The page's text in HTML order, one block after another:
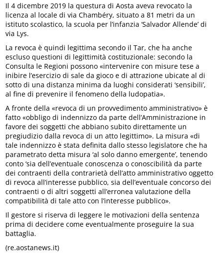
Il 4 dicembre 2019 la questura di Aosta aveva revocato la
licenza al locale di via Chambéry, situato a 81 metri da un
istituto scolastico, la scuola per l’infanzia ‘Salvador Allende’ di
via Lys.
La revoca è quindi legittima secondo il Tar, che ha anche
escluso questioni di legittimità costituzionale: secondo la
Consulta le Regioni possono «intervenire con misure tese a
inibire l’esercizio di sale da gioco e di attrazione ubicate al di
sotto di una distanza minima da luoghi considerati ‘sensibili’,
al fine di prevenire il fenomeno della ludopatia».
A fronte della «revoca di un provvedimento amministrativo» è
fatto «obbligo di indennizzo da parte dell’Amministrazione in
favore dei soggetti che abbiano subito direttamente un
pregiudizio dalla revoca di un atto legittimo». La misura «di
tale indennizzo è stata definita dallo stesso legislatore che ha
parametrato detta misura ‘al solo danno emergente’, tenendo
conto ‘sia dell’eventuale conoscenza o conoscibilità da parte
dei contraenti della contrarietà dell’atto amministrativo oggetto
di revoca all’interesse pubblico, sia dell’eventuale concorso dei
contraenti o di altri soggetti all’erronea valutazione della
compatibilità di tale atto con l’interesse pubblico».
Il gestore si riserva di leggere le motivazioni della sentenza
prima di decidere come eventualmente proseguire la sua
battaglia.
(re.aostanews.it)